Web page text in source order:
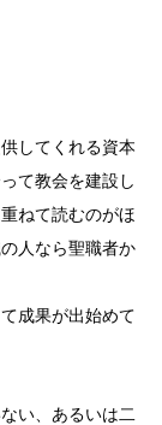
してくれる資本
て教会を建設し
ねて読むのがほ
人なら聖職者か
成果が出始めて
い、あるいは二